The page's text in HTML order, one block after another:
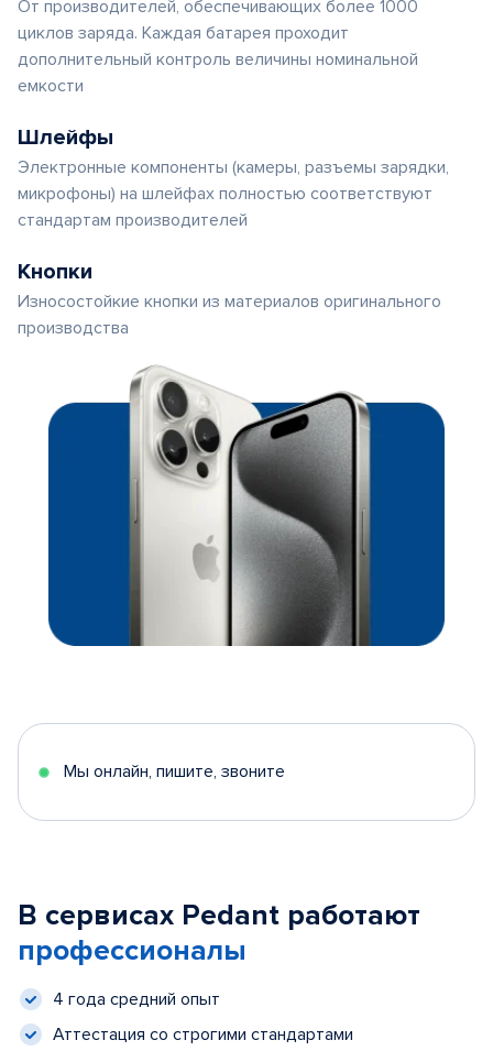
От производителей, обеспечивающих более 1000
циклов заряда. Каждая батарея проходит
дополнительный контроль величины номинальной
емкости
Шлейфы
Электронные компоненты (камеры, разъемы зарядки,
микрофоны) на шлейфах полностью соответствуют
стандартам производителей
Кнопки
Износостойкие кнопки из материалов оригинального
производства
Мы онлайн, пишите, звоните
В сервисах Pedant работают
профессионалы
4 года средний опыт
Аттестация со строгими стандартами